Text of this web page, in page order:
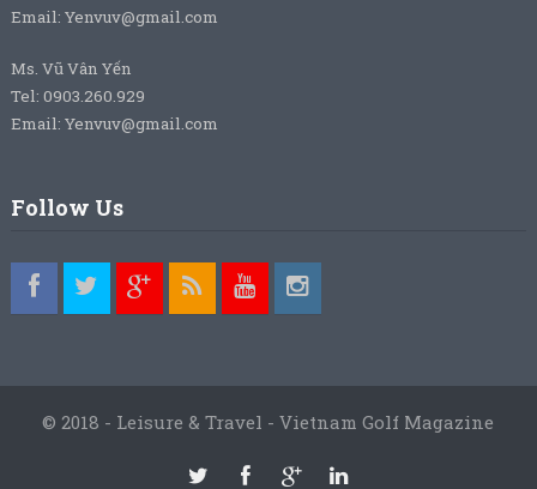
Email: Yenvuv@gmail.com
Ms. Vũ Vân Yến
Tel: 0903.260.929
Email: Yenvuv@gmail.com
Follow Us
© 2018 - Leisure & Travel - Vietnam Golf Magazine